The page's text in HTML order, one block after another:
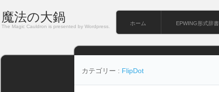
魔法の大鍋
The Magic Cauldron is presented by Wordpress.
ホーム EPWING形式辞書
カテゴリー : FlipDot